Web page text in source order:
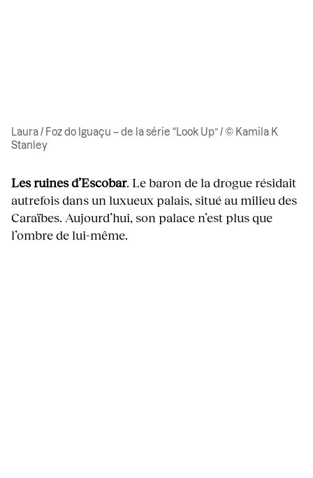
Laura / Foz do Iguaçu – de la série “Look Up” / © Kamila K
Stanley
Les ruines d’Escobar. Le baron de la drogue résidait
autrefois dans un luxueux palais, situé au milieu des
Caraïbes. Aujourd’hui, son palace n’est plus que
l’ombre de lui-même.